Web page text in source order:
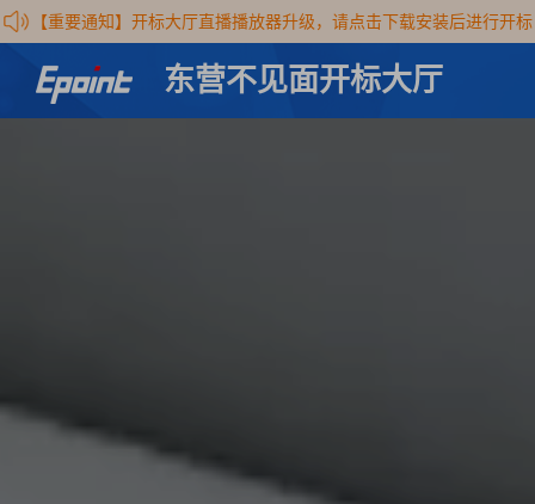
【重要通知】开标大厅直播播放器升级，请点击下载安装后进行开
东营不见面开标大厅